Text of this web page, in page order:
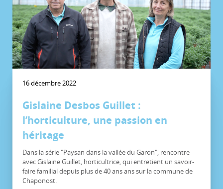
16 décembre 2022
Gislaine Desbos Guillet :
l’horticulture, une passion en
héritage
Dans la série "Paysan dans la vallée du Garon", rencontre
avec Gislaine Guillet, horticultrice, qui entretient un savoir-
faire familial depuis plus de 40 ans ans sur la commune de
Chaponost.